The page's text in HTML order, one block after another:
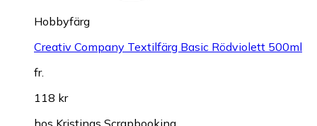
Hobbyfärg
Creativ Company Textilfärg Basic Rödviolett 500ml
fr.
118 kr
hos Kristinas Scrapbooking